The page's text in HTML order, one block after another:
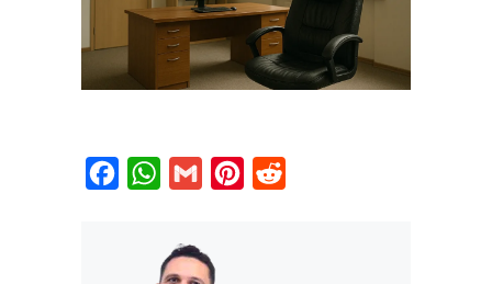
FacebookWhatsApp
Gmail Pinterest